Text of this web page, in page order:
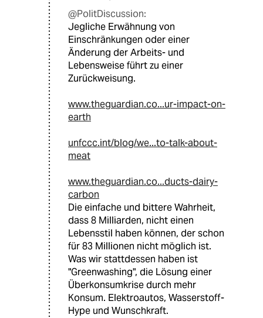
@PolitDiscussion:
Jegliche Erwähnung von
Einschränkungen oder einer
Änderung der Arbeits- und
Lebensweise führt zu einer
Zurückweisung.
www.theguardian.co...ur-impact-on-
earth
unfccc.int/blog/we...to-talk-about-
meat
www.theguardian.co...ducts-dairy-
carbon
Die einfache und bittere Wahrheit,
dass 8 Milliarden, nicht einen
Lebensstil haben können, der schon
für 83 Millionen nicht möglich ist.
Was wir stattdessen haben ist
"Greenwashing", die Lösung einer
Überkonsumkrise durch mehr
Konsum. Elektroautos, Wasserstoff-
Hype und Wunschkraft.